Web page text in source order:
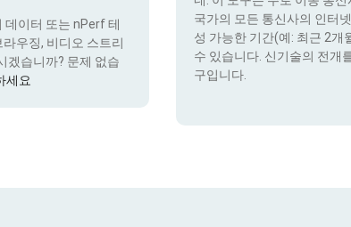
데이터 또는 nPerf 테
우징, 비디오 스트리
겠습니까? 문제 없습
세요
국가의 모든 통신사의 인터
성 가능한 기간(예: 최근 2개
수 있습니다. 신기술의 전개
구입니다.